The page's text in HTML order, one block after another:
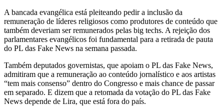
A bancada evangélica está pleiteando pedir a inclusão da
remuneração de líderes religiosos como produtores de conteúdo que
também deveriam ser remunerados pelas big techs. A rejeição dos
parlamentares evangélicos foi fundamental para a retirada de pauta
do PL das Fake News na semana passada.
Também deputados governistas, que apoiam o PL das Fake News,
admitiram que a remuneração ao conteúdo jornalístico e aos artistas
“tem mais consenso” dentro do Congresso e mais chance de passar
em separado. E dizem que a retomada da votação do PL das Fake
News depende de Lira, que está fora do país.